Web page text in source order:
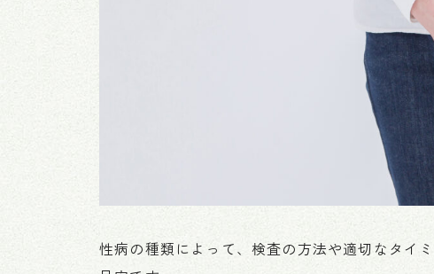
性病の種類によって、検査の方法や適切なタイ